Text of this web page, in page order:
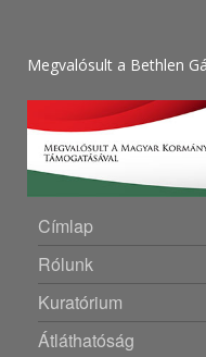
Megvalósult a Bethlen
Címlap
Rólunk
Kuratórium
Átláthatóság